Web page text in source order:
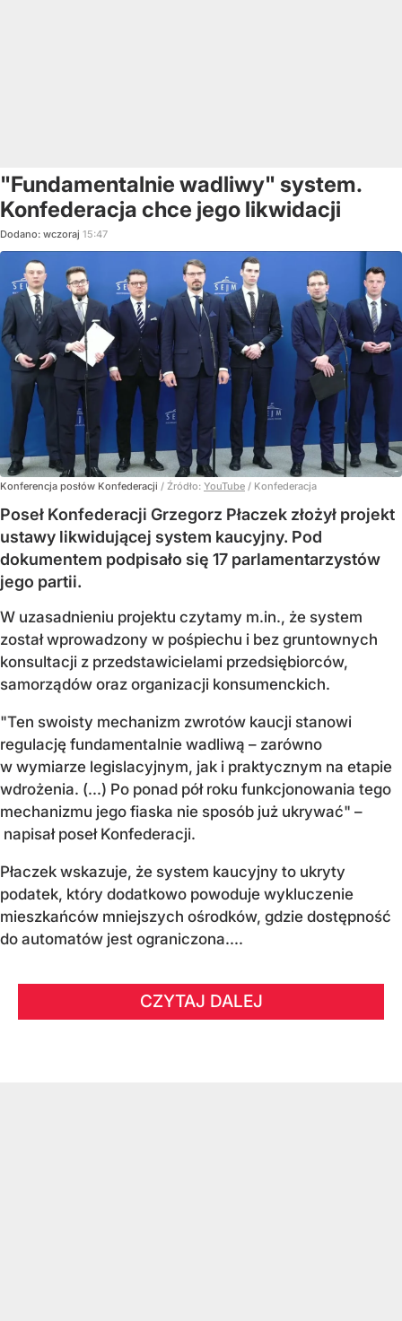
"Fundamentalnie wadliwy" system.
Konfederacja chce jego likwidacji
Dodano: wczoraj 15:47
Konferencja posłów Konfederacji / Źródło: YouTube / Konfederacja
Poseł Konfederacji Grzegorz Płaczek złożył projekt
ustawy likwidującej system kaucyjny. Pod
dokumentem podpisało się 17 parlamentarzystów
jego partii.
W uzasadnieniu projektu czytamy m.in., że system
został wprowadzony w pośpiechu i bez gruntownych
konsultacji z przedstawicielami przedsiębiorców,
samorządów oraz organizacji konsumenckich.
"Ten swoisty mechanizm zwrotów kaucji stanowi
regulację fundamentalnie wadliwą – zarówno
w wymiarze legislacyjnym, jak i praktycznym na etapie
wdrożenia. (...) Po ponad pół roku funkcjonowania tego
mechanizmu jego fiaska nie sposób już ukrywać" –
napisał poseł Konfederacji.
Płaczek wskazuje, że system kaucyjny to ukryty
podatek, który dodatkowo powoduje wykluczenie
mieszkańców mniejszych ośrodków, gdzie dostępność
do automatów jest ograniczona....
CZYTAJ DALEJ